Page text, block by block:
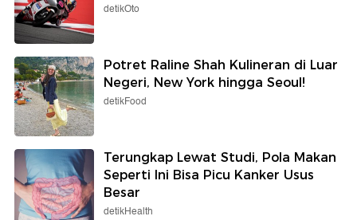
detikOto
Potret Raline Shah Kulineran di Luar
Negeri, New York hingga Seoul!
detikFood
Terungkap Lewat Studi, Pola Makan
Seperti Ini Bisa Picu Kanker Usus
Besar
detikHealth